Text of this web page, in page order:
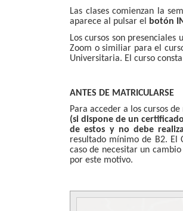
Las clases comienzan la
aparece al pulsar el
botón
Los cursos son
Zoom o similiar para el
Universitaria. El curso
ANTES DE MATRICULARSE
Para acceder a los cursos
(si dispone de un
de estos y no debe
resultado mínimo de B2. El
caso de necesitar un
por este motivo.